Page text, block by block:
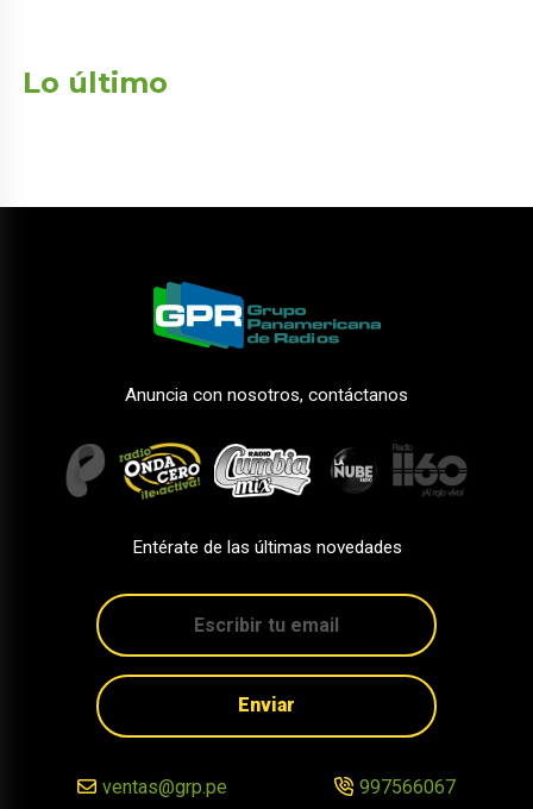
Lo último
Anuncia con nosotros, contáctanos
Entérate de las últimas novedades
Enviar
ventas@grp.pe 997566067